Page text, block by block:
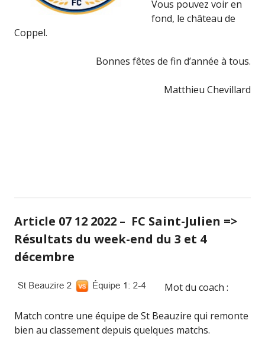
Vous pouvez voir en
fond, le château de
Coppel.
Bonnes fêtes de fin d’année à tous.
Matthieu Chevillard
Article 07 12 2022 – FC Saint-Julien =>
Résultats du week-end du 3 et 4
décembre
Mot du coach :
Match contre une équipe de St Beauzire qui remonte
bien au classement depuis quelques matchs.